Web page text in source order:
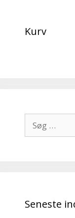
Kurv
efter:
Seneste